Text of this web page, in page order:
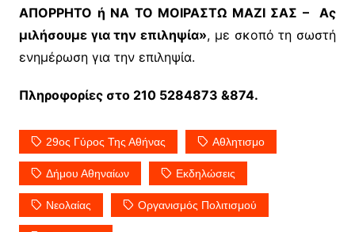
ΑΠΟΡΡΗΤΟ ή ΝΑ ΤΟ ΜΟΙΡΑΣΤΩ ΜΑΖΙ ΣΑΣ – Ας
μιλήσουμε για την επιληψία», με σκοπό τη σωστή
ενημέρωση για την επιληψία.
Πληροφορίες στο 210 5284873 &874.
29ος Γύρος Της Αθήνας Αθλητισμο
Δήμου Αθηναίων Εκδηλώσεις
Νεολαίας Οργανισμός Πολιτισμού